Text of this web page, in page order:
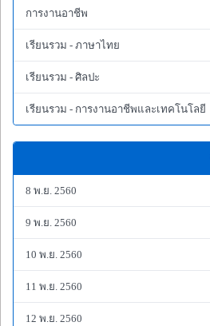
การงานอาชีพ
เรียนรวม - ภาษาไทย
เรียนรวม - ศิลปะ
เรียนรวม - การงานอาชีพและเทคโนโลยี
8 พ.ย. 2560
9 พ.ย. 2560
10 พ.ย. 2560
11 พ.ย. 2560
12 พ.ย. 2560